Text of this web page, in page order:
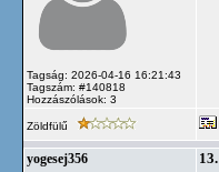
Tagság: 2026-04-16 16:21:43
Tagszám: #140818
Hozzászólások: 3
Zöldfülű
yogesej356 13.